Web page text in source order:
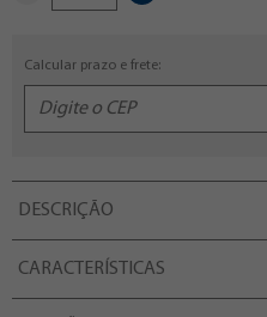
Calcular prazo e frete:
DESCRIÇÃO
CARACTERÍSTICAS